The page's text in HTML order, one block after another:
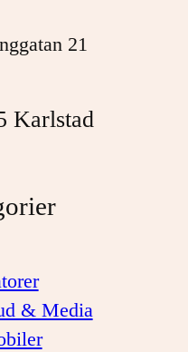
21
Karlstad
& Media